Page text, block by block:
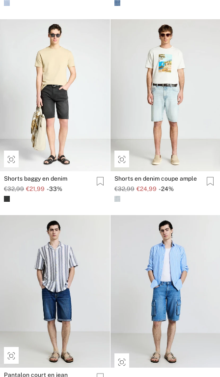
Shorts baggy en denim
€32,99 €21,99 -33%
Shorts en denim coupe ample
€32,99 €24,99 -24%
Pantalon court en jean